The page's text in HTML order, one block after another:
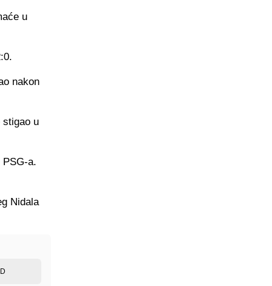
u
nakon
stigao u
a.
Nidala